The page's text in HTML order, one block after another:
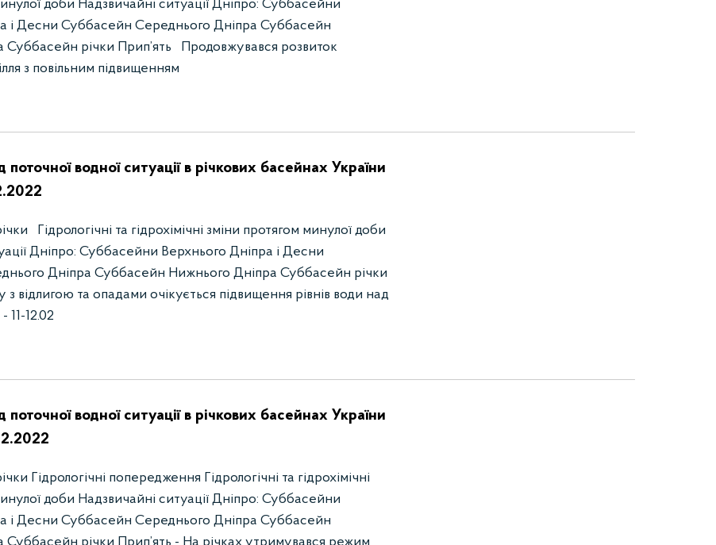
доби Надзвичайні ситуації Дніпро: Суббасейни
і Десни Суббасейн Середнього Дніпра Суббасейн
Суббасейн річки Прип’ять Продовжувався розвиток
з повільним підвищенням
водної ситуації в річкових басейнах України
Гідрологічні та гідрохімічні зміни протягом минулої доби
Дніпро: Суббасейни Верхнього Дніпра і Десни
Дніпра Суббасейн Нижнього Дніпра Суббасейн річки
з вiдлигою та опадами очікується пiдвищення рiвнiв води над
11-12.02
водної ситуації в річкових басейнах України
Гідрологічні попередження Гідрологічні та гідрохімічні
доби Надзвичайні ситуації Дніпро: Суббасейни
і Десни Суббасейн Середнього Дніпра Суббасейн